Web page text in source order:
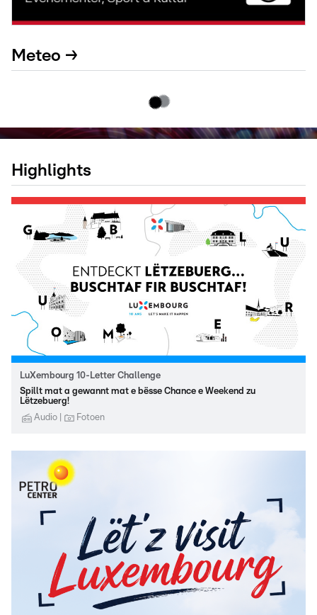
Meteo →
Highlights
LuXembourg 10-Letter Challenge
Spillt mat a gewannt mat e bësse Chance e Weekend zu
Lëtzebuerg!
Audio
Fotoen